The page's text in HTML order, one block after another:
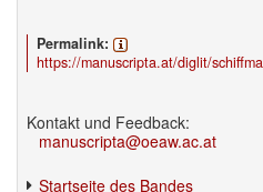
Permalink:
https://manuscripta.at/diglit/
Kontakt und Feedback:
manuscripta@oeaw.ac.at
Startseite des Bandes